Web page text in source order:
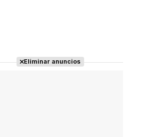
completo
Eliminar anuncios